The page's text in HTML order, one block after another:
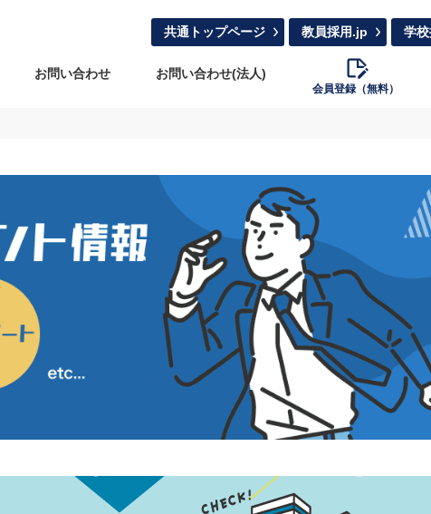
共通トップページ 教員採用.jp 学
お問い合わせ お問い合わせ(法人)
会員登録（無料）